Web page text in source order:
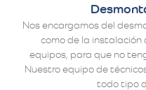
Nos encargamos del
como de la instalación
equipos, para que no
Nuestro equipo de
todo tipo